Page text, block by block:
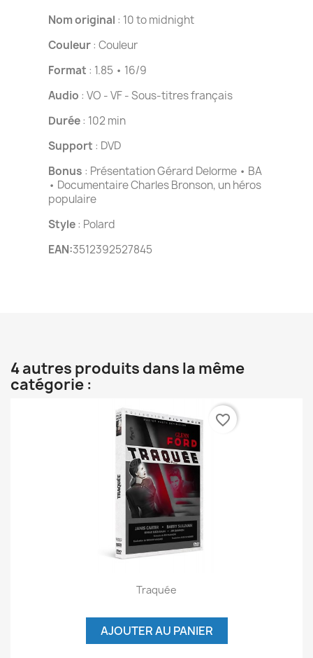
Nom original : 10 to midnight
Couleur: Couleur
Format : 1.85 • 16/9
Audio : VO - VF - Sous-titres français
Durée: 102 min
Support : DVD
Bonus : Présentation Gérard Delorme • BA
• Documentaire Charles Bronson, un héros
populaire
Style: Polard
EAN:3512392527845
4 autres produits dans la même
catégorie :
Traquée
AJOUTER AU PANIER
favorite_border